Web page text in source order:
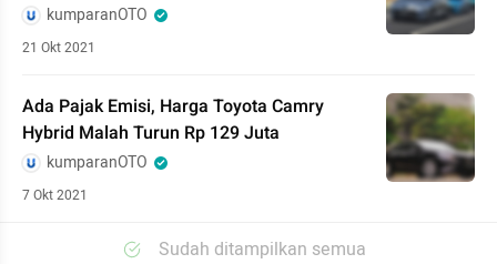
kumparanOTO
21 Okt 2021
Ada Pajak Emisi, Harga Toyota Camry
Hybrid Malah Turun Rp 129 Juta
kumparanOTO
7 Okt 2021
Sudah ditampilkan semua